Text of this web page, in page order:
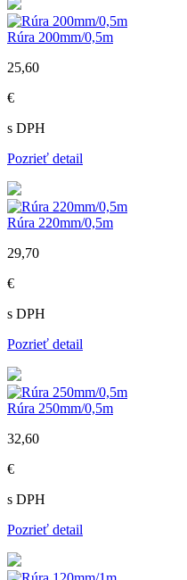
Rúra 200mm/0,5m
25,60
€
s DPH
Pozrieť detail
Rúra 220mm/0,5m
29,70
€
s DPH
Pozrieť detail
Rúra 250mm/0,5m
32,60
€
s DPH
Pozrieť detail